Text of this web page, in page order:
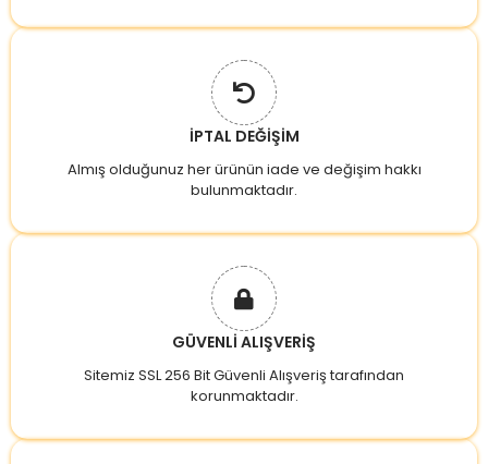
İPTAL DEĞİŞİM
Almış olduğunuz her ürünün iade ve değişim hakkı
bulunmaktadır.
GÜVENLİ ALIŞVERİŞ
Sitemiz SSL 256 Bit Güvenli Alışveriş tarafından
korunmaktadır.